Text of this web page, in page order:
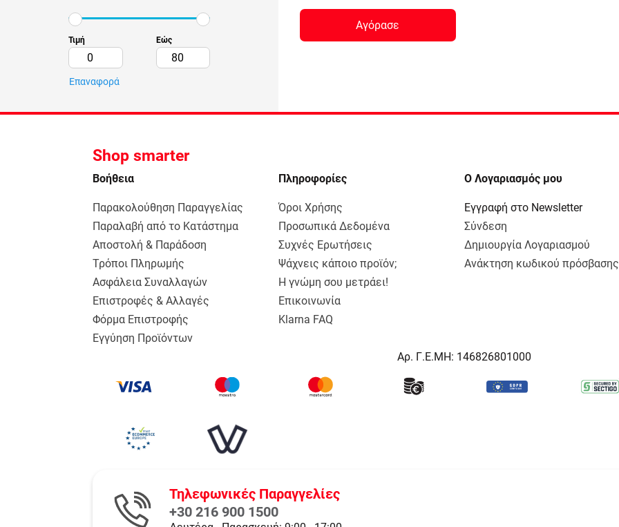
Τιμή Εώς
Επαναφορά
Αγόρασε
Shop smarter
Bοήθεια
Παρακολούθηση Παραγγελίας
Παραλαβή από το Κατάστημα
Αποστολή & Παράδοση
Τρόποι Πληρωμής
Ασφάλεια Συναλλαγών
Επιστροφές & Αλλαγές
Φόρμα Επιστροφής
Εγγύηση Προϊόντων
Πληροφορίες
Όροι Χρήσης
Προσωπικά Δεδομένα
Συχνές Ερωτήσεις
Ψάχνεις κάποιο προϊόν;
Η γνώμη σου μετράει!
Επικοινωνία
Klarna FAQ
Ο Λογαριασμός μου
Εγγραφή στο Newsletter
Σύνδεση
Δημιουργία Λογαριασμού
Ανάκτηση κωδικού πρόσβασης
Αρ. Γ.Ε.ΜΗ: 146826801000
Τηλεφωνικές Παραγγελίες
+30 216 900 1500